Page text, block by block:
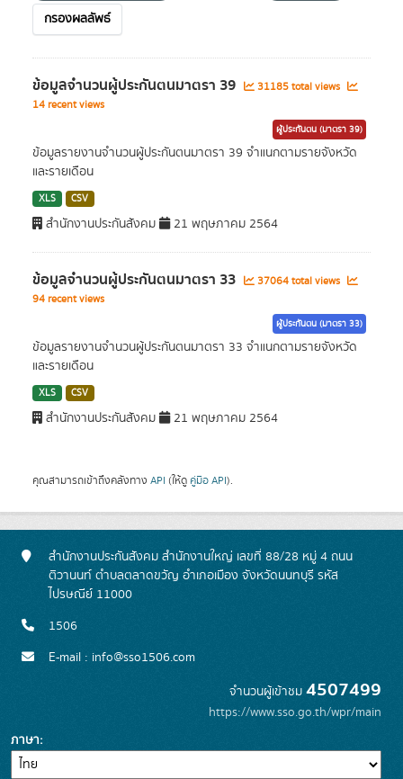
กรองผลลัพธ์
ข้อมูลจำนวนผู้ประกันตนมาตรา 39
31185 total views
14 recent views
ผู้ประกันตน (มาตรา 39)
ข้อมูลรายงานจำนวนผู้ประกันตนมาตรา 39 จำแนกตามรายจังหวัด
และรายเดือน
XLS CSV
สำนักงานประกันสังคม 21 พฤษภาคม 2564
ข้อมูลจำนวนผู้ประกันตนมาตรา 33
37064 total views
94 recent views
ผู้ประกันตน (มาตรา 33)
ข้อมูลรายงานจำนวนผู้ประกันตนมาตรา 33 จำแนกตามรายจังหวัด
และรายเดือน
XLS CSV
สำนักงานประกันสังคม 21 พฤษภาคม 2564
คุณสามารถเข้าถึงคลังทาง API (ให้ดู คู่มือ API).
สำนักงานประกันสังคม สำนักงานใหญ่ เลขที่ 88/28 หมู่ 4 ถนน
ติวานนท์ ตำบลตลาดขวัญ อำเภอเมือง จังหวัดนนทบุรี รหัส
ไปรษณีย์ 11000
1506
E-mail : info@sso1506.com
จำนวนผู้เข้าชม 4507499
https://www.sso.go.th/wpr/main
ภาษา